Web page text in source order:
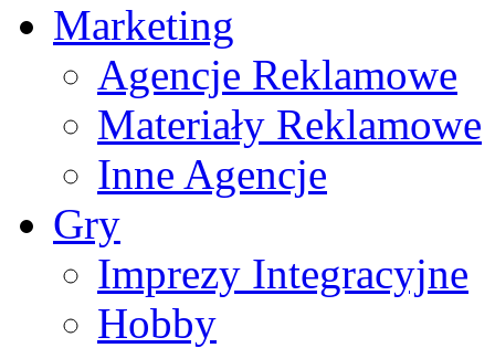
Marketing
Agencje Reklamowe
Materiały Reklamowe
Inne Agencje
Gry
Imprezy Integracyjne
Hobby